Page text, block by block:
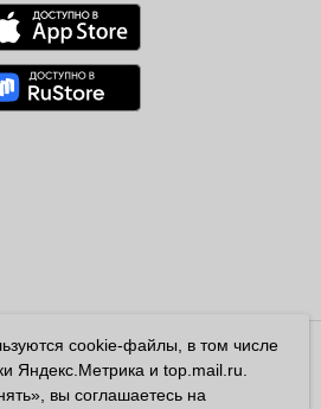
ОГРН 1032700302194
cookie-файлы, в том числе
Яндекс.Метрика и top.mail.ru.
вы соглашаетесь на